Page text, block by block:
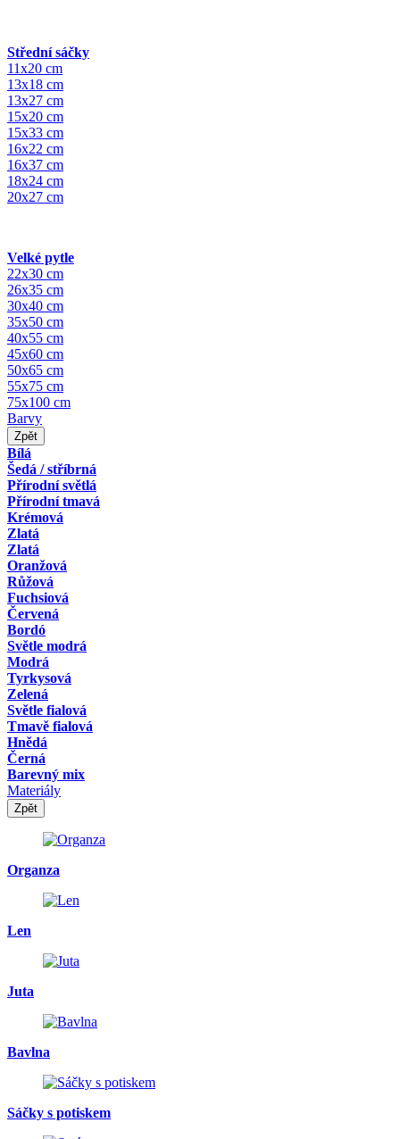
Střední sáčky
11x20 cm
13x18 cm
13x27 cm
15x20 cm
15x33 cm
16x22 cm
16x37 cm
18x24 cm
20x27 cm
Velké pytle
22x30 cm
26x35 cm
30x40 cm
35x50 cm
40x55 cm
45x60 cm
50x65 cm
55x75 cm
75x100 cm
Barvy
Zpět
Bílá
Šedá / stříbrná
Přírodní světlá
Přírodní tmavá
Krémová
Zlatá
Zlatá
Oranžová
Růžová
Fuchsiová
Červená
Bordó
Světle modrá
Modrá
Tyrkysová
Zelená
Světle fialová
Tmavě fialová
Hnědá
Černá
Barevný mix
Materiály
Zpět
Organza
Len
Juta
Bavlna
Sáčky s potiskem